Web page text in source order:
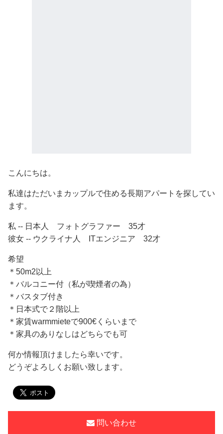
こんにちは。
私達はただいまカップルで住める長期アパートを探してい
ます。
私 -- 日本人 フォトグラファー 35才
彼女 -- ウクライナ人 ITエンジニア 32才
希望
＊50m2以上
＊バルコニー付（私が喫煙者の為）
＊バスタブ付き
＊日本式で２階以上
＊家賃warmmieteで900€くらいまで
＊家具のありなしはどちらでも可
何か情報頂けましたら幸いです。
どうぞよろしくお願い致します。
問い合わせ